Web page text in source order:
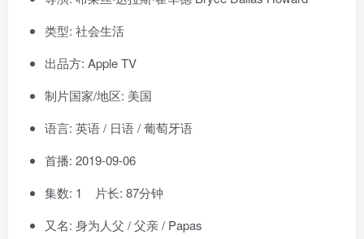
类型: 社会生活
出品方: Apple TV
制片国家/地区: 美国
语言: 英语 / 日语 / 葡萄牙语
首播: 2019-09-06
集数: 1 片长: 87分钟
又名: 身为人父 / 父亲 / Papas